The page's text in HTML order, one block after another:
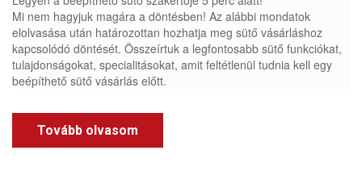
Mi nem hagyjuk magára a döntésben! Az alábbi mondatok
elolvasása után határozottan hozhatja meg sütő vásárláshoz
kapcsolódó döntését. Összeírtuk a legfontosabb sütő funkciókat,
tulajdonságokat, specialitásokat, amit feltétlenül tudnia kell egy
beépíthető sütő vásárlás előtt.
Tovább olvasom